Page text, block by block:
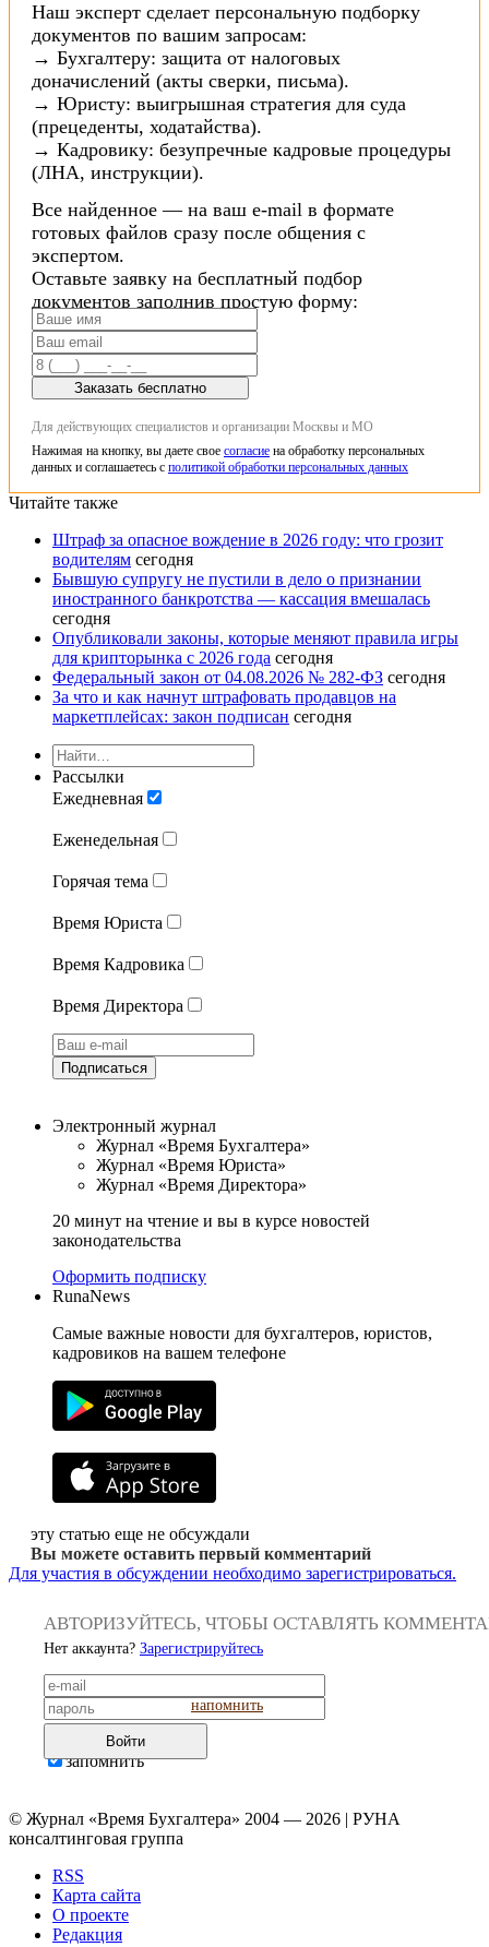
Наш эксперт сделает персональную подборку
документов по вашим запросам:
→ Бухгалтеру: защита от налоговых
доначислений (акты сверки, письма).
→ Юристу: выигрышная стратегия для суда
(прецеденты, ходатайства).
→ Кадровику: безупречные кадровые процедуры
(ЛНА, инструкции).
Все найденное — на ваш e-mail в формате
готовых файлов сразу после общения с
экспертом.
Оставьте заявку на бесплатный подбор
документов заполнив простую форму:
Заказать бесплатно
Для действующих специалистов и организации Москвы и МО
Нажимая на кнопку, вы даете свое согласие на обработку персональных
данных и соглашаетесь с политикой обработки персональных данных
Читайте также
Штраф за опасное вождение в 2026 году: что грозит
водителям сегодня
Бывшую супругу не пустили в дело о признании
иностранного банкротства — кассация вмешалась
сегодня
Опубликовали законы, которые меняют правила игры
для крипторынка с 2026 года сегодня
Федеральный закон от 04.08.2026 № 282-ФЗ сегодня
За что и как начнут штрафовать продавцов на
маркетплейсах: закон подписан сегодня
Рассылки
Ежедневная
Еженедельная
Горячая тема
Время Юриста
Время Кадровика
Время Директора
Подписаться
Электронный журнал
Журнал «Время Бухгалтера»
Журнал «Время Юриста»
Журнал «Время Директора»
20 минут на чтение и вы в курсе новостей
законодательства
Оформить подписку
RunaNews
Самые важные новости для бухгалтеров, юристов,
кадровиков на вашем телефоне
эту статью еще не обсуждали
Вы можете оставить первый комментарий
Для участия в обсуждении необходимо зарегистрироваться.
АВТОРИЗУЙТЕСЬ, ЧТОБЫ ОСТАВЛЯТЬ
Нет аккаунта? Зарегистрируйтесь
напомнить
Войти
запомнить
© Журнал «Время Бухгалтера» 2004 — 2026 | РУНА
консалтинговая группа
RSS
Карта сайта
О проекте
Редакция